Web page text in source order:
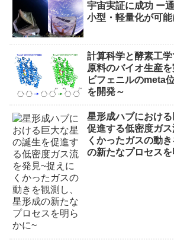
宇宙実証に成功 ー
小型・軽量化が可
計算科学と酵素工
原料のバイオ生産
ビフェニルのmeta
を開発～
星形成ハブにおけ
促進する低密度ガ
くかったガスの動
の新たなプロセス